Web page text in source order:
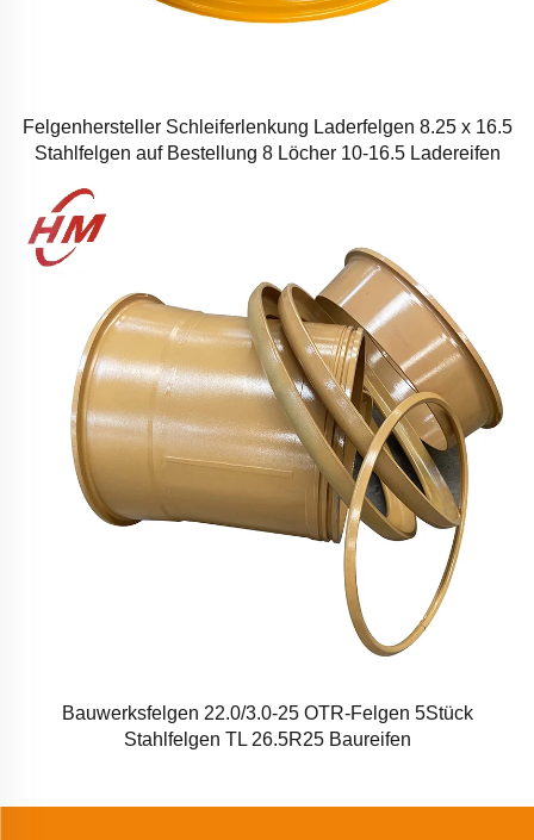
Felgenhersteller Schleiferlenkung Laderfelgen 8.25 x 16.5
Stahlfelgen auf Bestellung 8 Löcher 10-16.5 Ladereifen
Bauwerksfelgen 22.0/3.0-25 OTR-Felgen 5Stück
Stahlfelgen TL 26.5R25 Baureifen